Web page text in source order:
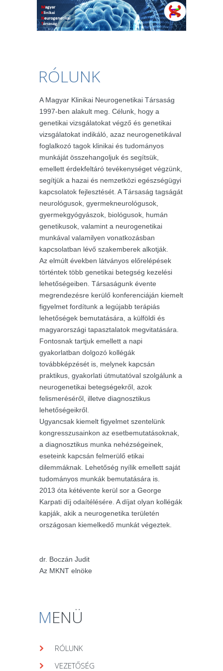
RÓLUNK
A Magyar Klinikai Neurogenetikai Társaság
1997-ben alakult meg. Célunk, hogy a
genetikai vizsgálatokat végző és genetikai
vizsgálatokat indikáló, azaz neurogenetikával
foglalkozó tagok klinikai és tudományos
munkáját összehangoljuk és segítsük,
emellett érdekfeltáró tevékenységet végzünk,
segítjük a hazai és nemzetközi egészségügyi
kapcsolatok fejlesztését. A Társaság tagságát
neurológusok, gyermekneurológusok,
gyermekgyógyászok, biológusok, humán
genetikusok, valamint a neurogenetikai
munkával valamilyen vonatkozásban
kapcsolatban lévő szakemberek alkotják.
Az elmúlt években látványos előrelépések
történtek több genetikai betegség kezelési
lehetőségeiben. Társaságunk évente
megrendezésre kerülő konferenciáján kiemelt
figyelmet fordítunk a legújabb terápiás
lehetőségek bemutatására, a külföldi és
magyarországi tapasztalatok megvitatására.
Fontosnak tartjuk emellett a napi
gyakorlatban dolgozó kollégák
továbbképzését is, melynek kapcsán
praktikus, gyakorlati útmutatóval szolgálunk a
neurogenetikai betegségekről, azok
felismeréséről, illetve diagnosztikus
lehetőségeikről.
Ugyancsak kiemelt figyelmet szentelünk
kongresszusainkon az esetbemutatásoknak,
a diagnosztikus munka nehézségeinek,
eseteink kapcsán felmerülő etikai
dilemmáknak. Lehetőség nyílik emellett saját
tudományos munkák bemutatására is.
2013 óta kétévente kerül sor a George
Karpati díj odaítélésére. A díjat olyan kollégák
kapják, akik a neurogenetika területén
országosan kiemelkedő munkát végeztek.
dr. Boczán Judit
Az MKNT elnöke
MENÜ
RÓLUNK
VEZETŐSÉG